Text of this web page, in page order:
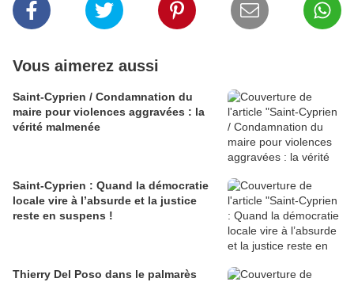
Vous aimerez aussi
Saint-Cyprien / Condamnation du
maire pour violences aggravées : la
vérité malmenée
Saint-Cyprien : Quand la démocratie
locale vire à l’absurde et la justice
reste en suspens !
Thierry Del Poso dans le palmarès